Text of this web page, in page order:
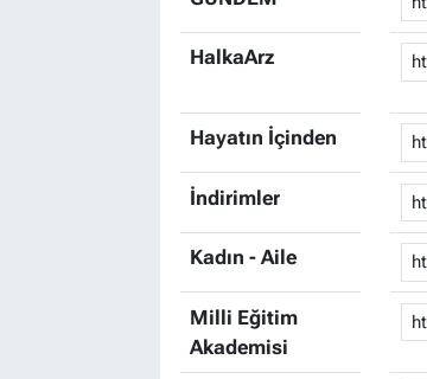
HalkaArz
Hayatın İçinden
İndirimler
Kadın - Aile
Milli Eğitim
Akademisi